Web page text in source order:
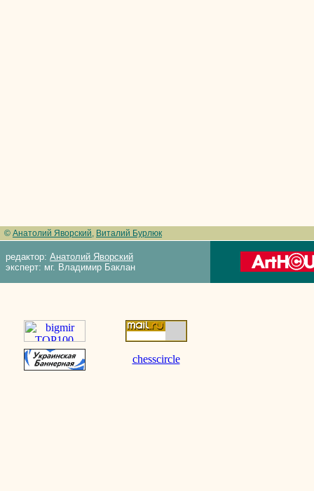
© Анатолий Яворский, Виталий Бурлюк
редактор: Анатолий Яворский
эксперт: мг. Владимир Баклан
chesscircle